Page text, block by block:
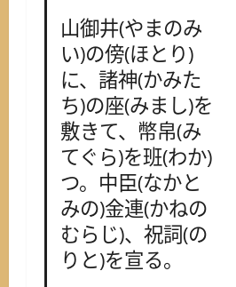
山御井(やまのみ
い)の傍(ほとり)
に、諸神(かみた
ち)の座(みまし)を
敷きて、幣帛(み
てぐら)を班(わか)
つ。中臣(なかと
みの)金連(かねの
むらじ)、祝詞(の
りと)を宣る。